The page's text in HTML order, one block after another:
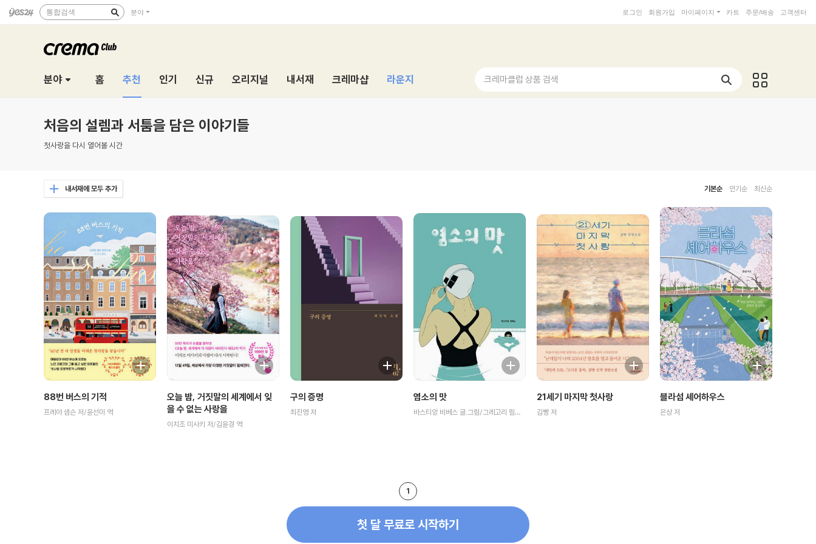
통합검색 분야 로그인 회원가입 마이페이지 카트 주문/배송 고객센터
분야 홈 추천 인기 신규 오리지널 내서재 크레마샵 라운지 크레마클럽 상품 검색
처음의 설렘과 서툼을 담은 이야기들
첫사랑을 다시 열어볼 시간
내서재에 모두 추가 기본순 인기순 최신순
88번 버스의 기적
프레야 샘슨 저/윤선미 역
오늘 밤, 거짓말의 세계에서 잊
을 수 없는 사랑을
이치조 미사키 저/김윤경 역
구의 증명
최진영 저
염소의 맛
바스티앙 비베스 글,그림/그레고리 림펜스,이혜정 공역
21세기 마지막 첫사랑
김빵 저
블라섬 셰어하우스
은상 저
1
첫 달 무료로 시작하기